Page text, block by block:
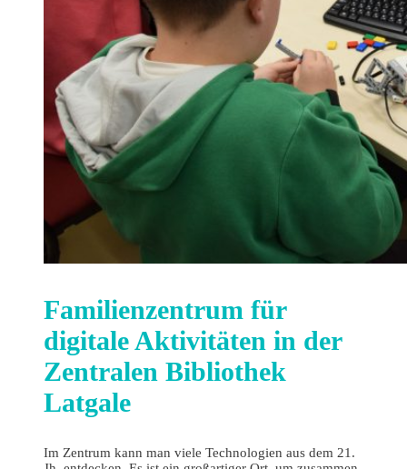
Familienzentrum für
digitale Aktivitäten in der
Zentralen Bibliothek
Latgale
Im Zentrum kann man viele Technologien aus dem 21.